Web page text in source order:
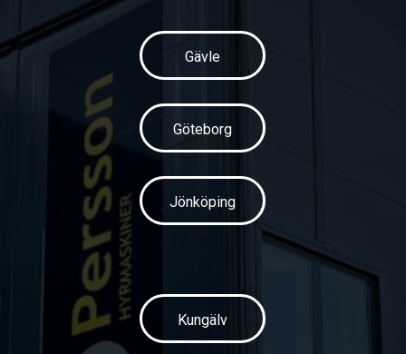
Gävle
Göteborg
Jönköping
Kungälv